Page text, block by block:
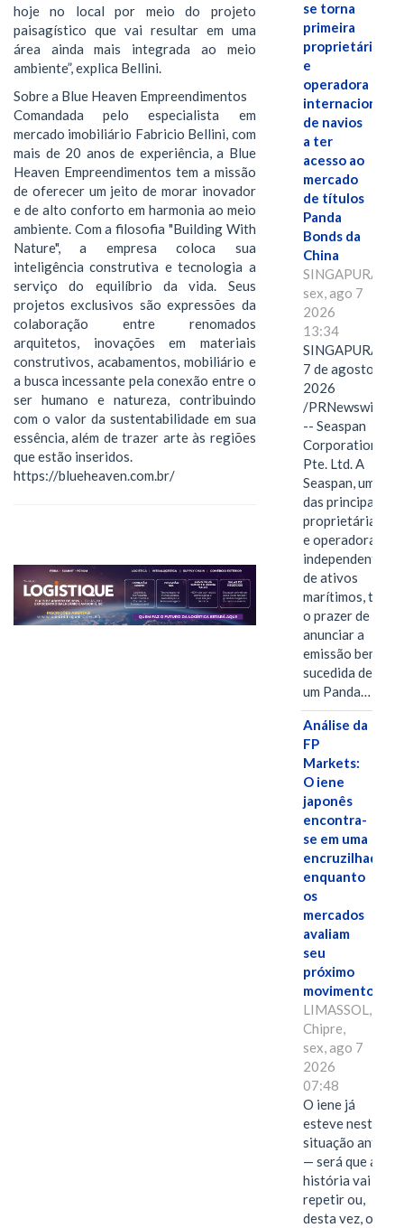
hoje no local por meio do projeto
paisagístico que vai resultar em uma
área ainda mais integrada ao meio
ambiente”, explica Bellini.
Sobre a Blue Heaven Empreendimentos
Comandada pelo especialista em
mercado imobiliário Fabricio Bellini, com
mais de 20 anos de experiência, a Blue
Heaven Empreendimentos tem a missão
de oferecer um jeito de morar inovador
e de alto conforto em harmonia ao meio
ambiente. Com a filosofia "Building With
Nature", a empresa coloca sua
inteligência construtiva e tecnologia a
serviço do equilíbrio da vida. Seus
projetos exclusivos são expressões da
colaboração entre renomados
arquitetos, inovações em materiais
construtivos, acabamentos, mobiliário e
a busca incessante pela conexão entre o
ser humano e natureza, contribuindo
com o valor da sustentabilidade em sua
essência, além de trazer arte às regiões
que estão inseridos.
https://blueheaven.com.br/
se torna
primeira
proprietária
e
operadora
internacional
de navios
a ter
acesso ao
mercado
de títulos
Panda
Bonds da
China
SINGAPURA,
sex, ago 7
2026
13:34
SINGAPURA,
7 de agosto de
2026
/PRNewswire/
-- Seaspan
Corporation
Pte. Ltd. A
Seaspan, uma
das principais
proprietárias
e operadoras
independentes
de ativos
marítimos, tem
o prazer de
anunciar a
emissão bem-
sucedida de
um Panda…
Análise da
FP
Markets:
O iene
japonês
encontra-
se em uma
encruzilhada
enquanto
os
mercados
avaliam
seu
próximo
movimento.
LIMASSOL,
Chipre,
sex, ago 7
2026
07:48
O iene já
esteve nesta
situação antes
— será que a
história vai se
repetir ou,
desta vez, o